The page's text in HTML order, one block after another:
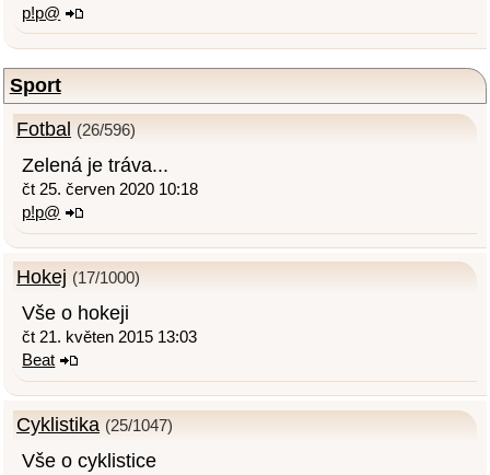
p!p@
Sport
Fotbal (26/596)
Zelená je tráva...
čt 25. červen 2020 10:18
p!p@
Hokej (17/1000)
Vše o hokeji
čt 21. květen 2015 13:03
Beat
Cyklistika (25/1047)
Vše o cyklistice